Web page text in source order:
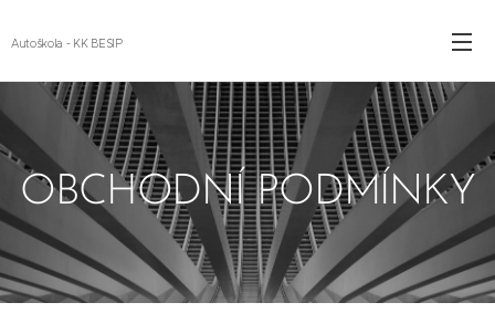
Autoškola - KK BESIP
OBCHODNÍ PODMÍNKY